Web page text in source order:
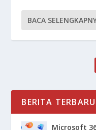
BACA
BERITA TERBARU
Microsoft